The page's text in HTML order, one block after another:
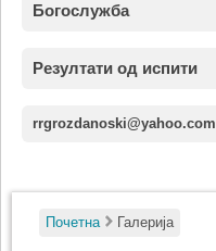
Богослужба
Резултати од испити
rrgrozdanoski@yahoo.com
Почетна Галерија